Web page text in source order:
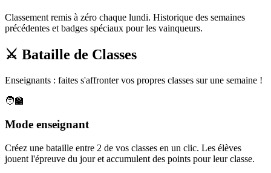
Classement remis à zéro chaque lundi. Historique des semaines
précédentes et badges spéciaux pour les vainqueurs.
⚔️ Bataille de Classes
Enseignants : faites s'affronter vos propres classes sur une semaine !
🧑‍🏫
Mode enseignant
Créez une bataille entre 2 de vos classes en un clic. Les élèves
jouent l'épreuve du jour et accumulent des points pour leur classe.